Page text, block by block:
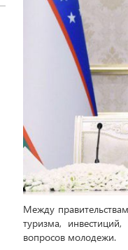
Между
туризма,
вопросов молодежи.